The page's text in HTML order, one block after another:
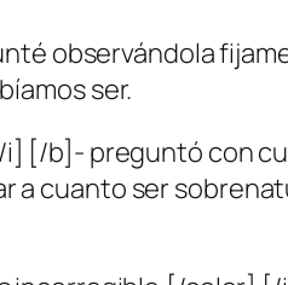
observándola
ser.
[/b]- preguntó con
a cuanto ser